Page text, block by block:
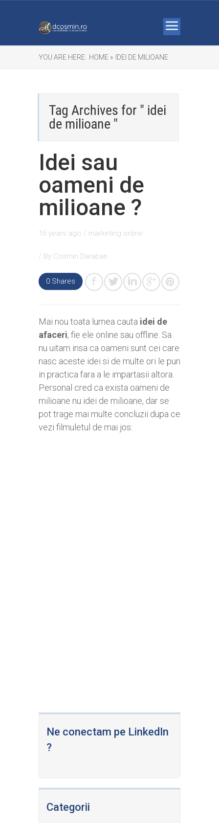
YOU ARE HERE: HOME » IDEI DE MILIOANE
Tag Archives for " idei
de milioane "
Idei sau
oameni de
milioane ?
16 years ago / marketing online
/ By Cosmin Daraban
0 Shares
Mai nou toata lumea cauta idei de
afaceri, fie ele online sau offline. Sa
nu uitam insa ca oameni sunt cei care
nasc aceste idei si de multe ori le pun
in practica fara a le impartasii altora.
Personal cred ca exista oameni de
milioane nu idei de milioane, dar se
pot trage mai multe concluzii dupa ce
vezi filmuletul de mai jos:
Ne conectam pe LinkedIn
?
Categorii